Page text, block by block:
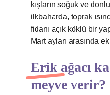
kışların soğuk ve
ilkbaharda, toprak
fidanı açık köklü bir
Mart ayları arasında
Erik ağacı
meyve verir?